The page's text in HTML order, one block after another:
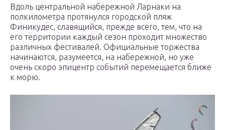
Вдоль центральной набережной Ларнаки на
полкилометра протянулся городской пляж
Финикудес, славящийся, прежде всего, тем, что на
его территории каждый сезон проходит множество
различных фестивалей. Официальные торжества
начинаются, разумеется, на набережной, но уже
очень скоро эпицентр событий перемещается ближе
к морю.